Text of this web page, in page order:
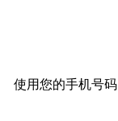
使用您的手机号